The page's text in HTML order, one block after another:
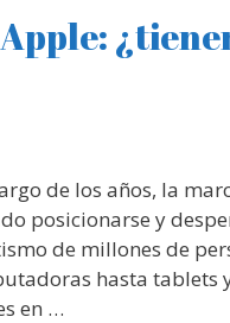
de los años, la
posicionarse y
de millones de
hasta tablets
en …